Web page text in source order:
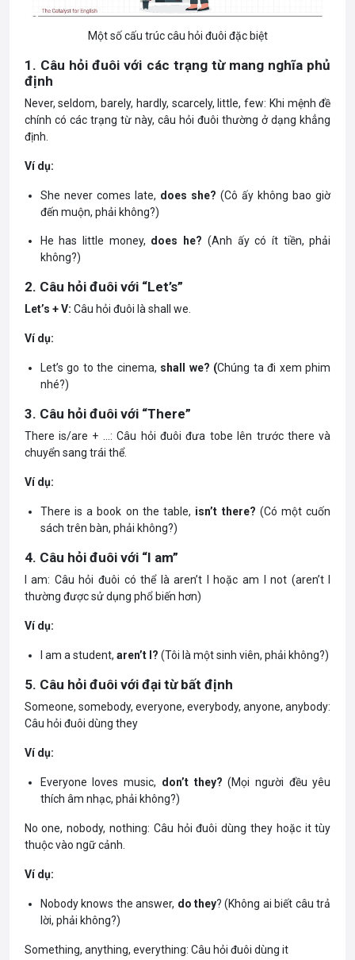
Một số cấu trúc câu hỏi đuôi đặc biệt
1. Câu hỏi đuôi với các trạng từ mang nghĩa phủ
định
Never, seldom, barely, hardly, scarcely, little, few: Khi mệnh đề
chính có các trạng từ này, câu hỏi đuôi thường ở dạng khẳng
định.
Ví dụ:
She never comes late, does she? (Cô ấy không bao giờ
đến muộn, phải không?)
He has little money, does he? (Anh ấy có ít tiền, phải
không?)
2. Câu hỏi đuôi với “Let’s”
Let’s + V: Câu hỏi đuôi là shall we.
Ví dụ:
Let’s go to the cinema, shall we? (Chúng ta đi xem phim
nhé?)
3. Câu hỏi đuôi với “There”
There is/are + …: Câu hỏi đuôi đưa tobe lên trước there và
chuyển sang trái thể.
Ví dụ:
There is a book on the table, isn’t there? (Có một cuốn
sách trên bàn, phải không?)
4. Câu hỏi đuôi với “I am”
I am: Câu hỏi đuôi có thể là aren’t I hoặc am I not (aren’t I
thường được sử dụng phổ biến hơn)
Ví dụ:
I am a student, aren’t I? (Tôi là một sinh viên, phải không?)
5. Câu hỏi đuôi với đại từ bất định
Someone, somebody, everyone, everybody, anyone, anybody:
Câu hỏi đuôi dùng they
Ví dụ:
Everyone loves music, don’t they? (Mọi người đều yêu
thích âm nhạc, phải không?)
No one, nobody, nothing: Câu hỏi đuôi dùng they hoặc it tùy
thuộc vào ngữ cảnh.
Ví dụ:
Nobody knows the answer, do they? (Không ai biết câu trả
lời, phải không?)
Something, anything, everything: Câu hỏi đuôi dùng it